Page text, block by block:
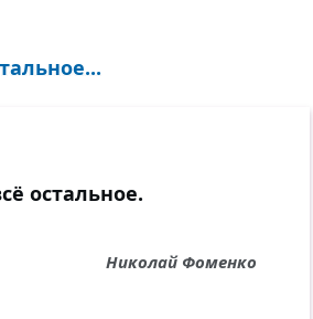
остальное.
Николай Фоменко